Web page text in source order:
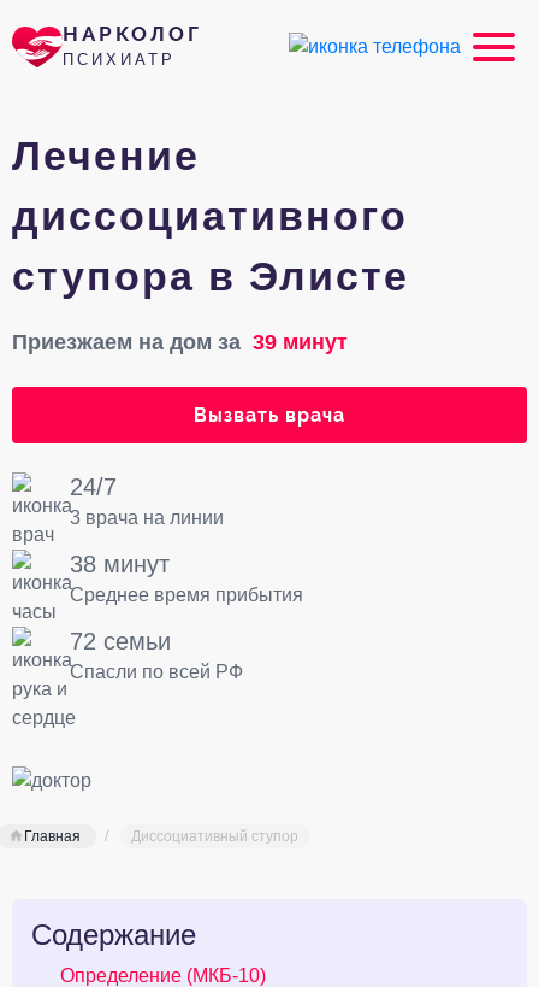
НАРКОЛОГ
ПСИХИАТР
Лечение
диссоциативного
ступора в Элисте
Приезжаем на дом за 39 минут
Вызвать врача
24/7
3 врача на линии
38 минут
Среднее время прибытия
72 семьи
Спасли по всей РФ
Главная Диссоциативный ступор
Содержание
Определение (МКБ-10)